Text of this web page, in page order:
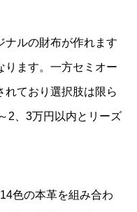
ナルの財布が作れます
ります。一方セミオー
れており選択肢は限ら
2、3万円以内とリーズ
色の本革を組み合わ